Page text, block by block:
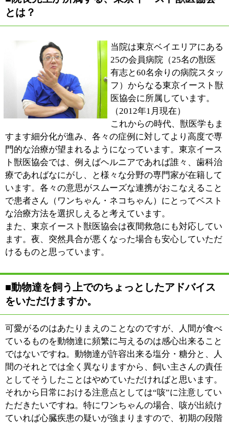
にこしたことはありません。一昔前とは違い、血液検査
等で早い段階で病気の有無をチェックすることが出来る
ようになりました。
1、2回を目処に検査を受けていただくことをお薦めしま
す。早め早めのケアが重要だといういうことですね。
■最後に地域の飼い主さん達へメッセージをお
願いします。
年に1回のペースで獣医師会が主催するしつけ教室をお
こなっています。専門家の方に来ていただき、講義と実
地を受けることが出来ますので、しつけに興味のある方
はそうした機会をご利用いただければと思います。
先に申しました通り、これからは人間と同じように獣医
療も専門化、高度化していくものと思われます。CTや
MRIは当たり前になってきましたし、ひとつの病院だけ
で対応しきれない部分もまた増えてきました。病院と病
院との連携を前にもまして密におこない、地域の皆様の
お役に立てるよう励んでまいりたいと考えています。
※上記記事は2012.2に取材したものです。
情報時間の経過による変化などがございます事をご了承
ください。
TEL : 03-3616-2822
休診日 : 木曜日
最寄駅 : その他
所在地
葛飾区その他東京都墨田区八広4-48-5 エコー
ピアマンション1階
:
診療時間
［平日］9：00～12：00 13：00～15：00
17：00～19：00 ［日曜・祝日］9：00～
12：00